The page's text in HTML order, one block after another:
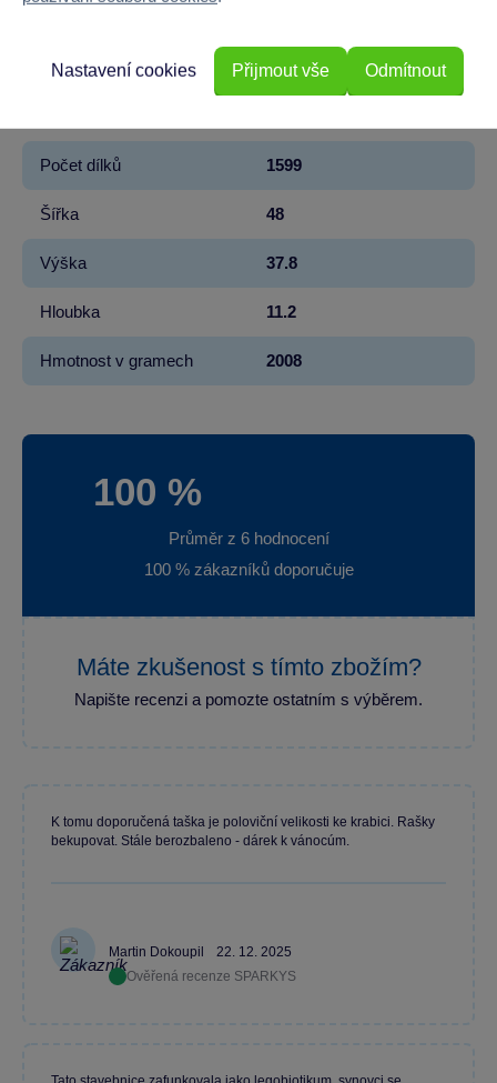
Pohlaví KLUK
Počet dílků 1599
Šířka 48
Výška 37.8
Hloubka 11.2
Hmotnost v gramech 2008
100 %
Průměr z 6 hodnocení
100 % zákazníků doporučuje
Máte zkušenost s tímto zbožím?
Napište recenzi a pomozte ostatním s výběrem.
Martin Dokoupil
22. 12. 2025
Ověřená recenze SPARKYS
K tomu doporučená taška je poloviční velikosti ke krabici. Rašky
bekupovat. Stále berozbaleno - dárek k vánocúm.
Odmítnout
Nastavení cookies Přijmout vše